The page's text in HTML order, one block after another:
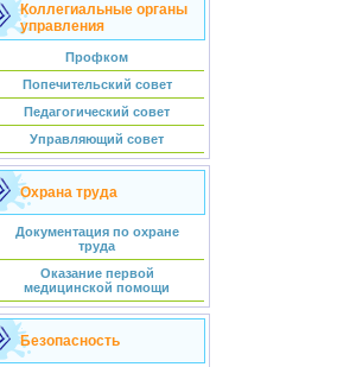
Коллегиальные органы
управления
Профком
Попечительский совет
Педагогический совет
Управляющий совет
Охрана труда
Документация по охране
труда
Оказание первой
медицинской помощи
Безопасность